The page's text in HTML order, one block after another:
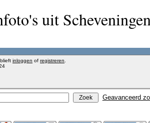
uit
inloggen of registreren
Geavanceerd